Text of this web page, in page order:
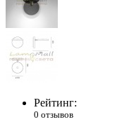
Рейтинг:
0 отзывов